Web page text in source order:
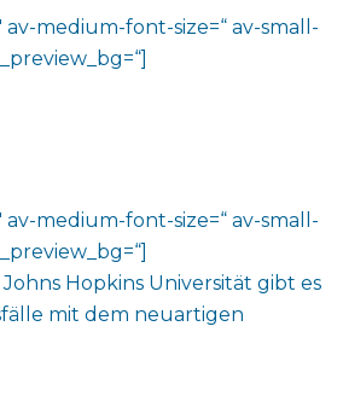
av-medium-font-size=“ av-small-
av-medium-font-size=“ av-small-
Hopkins Universität gibt es
mit dem neuartigen